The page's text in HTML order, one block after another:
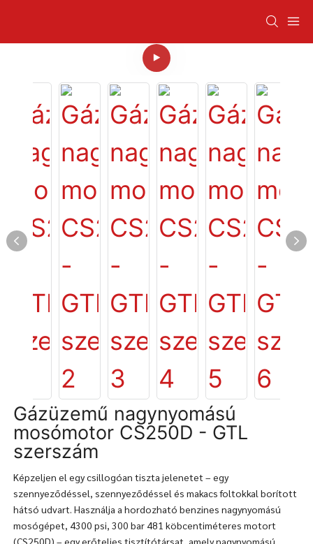
Gázüzemű nagynyomású
mosómotor CS250D - GTL
szerszám
Képzeljen el egy csillogóan tiszta jelenetet – egy
szennyeződéssel, szennyeződéssel és makacs foltokkal borított
hátsó udvart. Használja a hordozható benzines nagynyomású
mosógépet, 4300 psi, 300 bar 481 köbcentiméteres motort
(CS250D) – egy erőteljes tisztítótársat, amely nagynyomású